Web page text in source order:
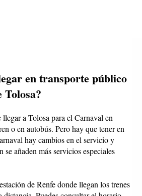
en transporte público
Tolosa?
a Tolosa para el Carnaval en
o en autobús. Pero hay que tener en
hay cambios en el servicio y
se añaden más servicios especiales
de Renfe donde llegan los trenes